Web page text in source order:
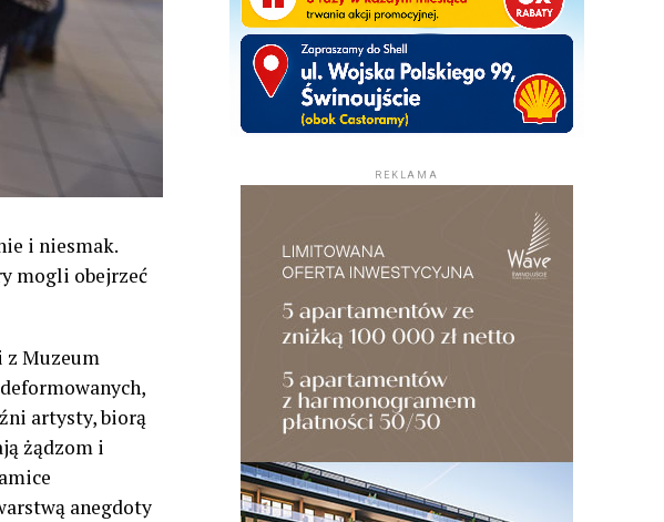
i niesmak.
mogli obejrzeć
z Muzeum
artysty, biorą
żądzom i
anegdoty
REKLAMA